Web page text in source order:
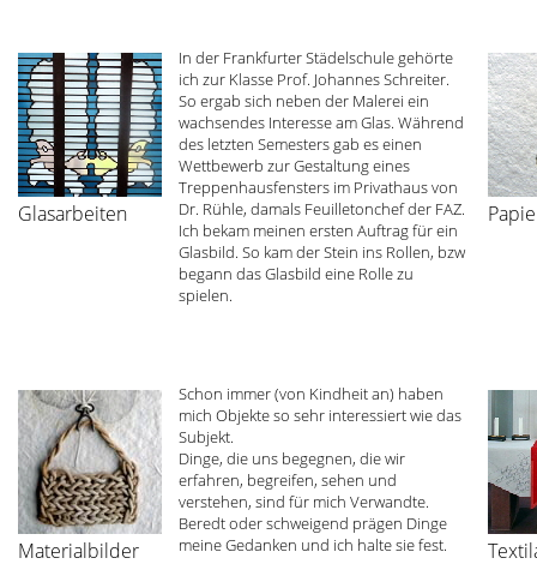
Materialbilder
Glasarbeiten
In der Frankfurter Städelschule gehörte
ich zur Klasse Prof. Johannes Schreiter.
So ergab sich neben der Malerei ein
wachsendes Interesse am Glas. Während
des letzten Semesters gab es einen
Wettbewerb zur Gestaltung eines
Treppenhausfensters im Privathaus von
Dr. Rühle, damals Feuilletonchef der FAZ.
Ich bekam meinen ersten Auftrag für ein
Glasbild. So kam der Stein ins Rollen, bzw
begann das Glasbild eine Rolle zu
spielen.
Schon immer (von Kindheit an) haben
mich Objekte so sehr interessiert wie das
Subjekt.
Dinge, die uns begegnen, die wir
erfahren, begreifen, sehen und
verstehen, sind für mich Verwandte.
Beredt oder schweigend prägen Dinge
meine Gedanken und ich halte sie fest.